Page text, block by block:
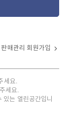
판매관리 회원가입
세요.
세요.
는 열린공간입니